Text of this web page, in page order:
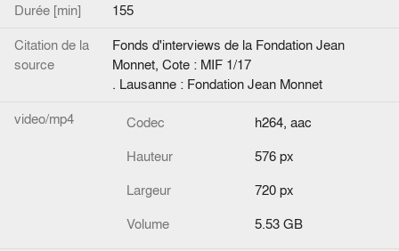
Durée [min]
155
Citation de la
source
Fonds d'interviews de la Fondation Jean
Monnet, Cote : MIF 1/17
. Lausanne : Fondation Jean Monnet
video/mp4
Codec
h264, aac
Hauteur
576 px
Largeur
720 px
Volume
5.53 GB